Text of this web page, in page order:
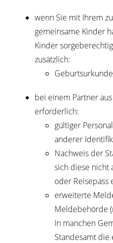
wenn Sie mit Ihrem
gemeinsame Kinder
Kinder
zusätzlich:
bei einem Partner
erforderlich:
​​​​​​gültiger
anderer
​​​​​​​Nachweis der
sich diese nicht
oder Reisepass
erweiterte
Meldebehörde
In manchen
Standesamt